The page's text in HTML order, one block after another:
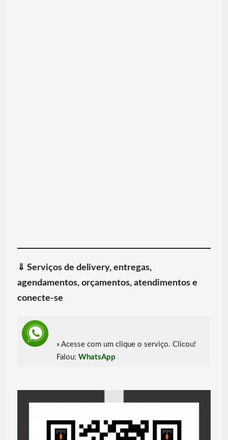
⇓ Serviços de delivery, entregas,
agendamentos, orçamentos, atendimentos e
conecte-se
» Acesse com um clique o serviço. Clicou!
Falou: WhatsApp